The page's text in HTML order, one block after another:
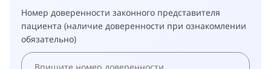
Номер доверенности законного представителя
пациента (наличие доверенности при ознакомлении
обязательно)